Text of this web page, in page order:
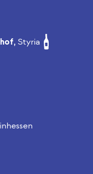
Styria